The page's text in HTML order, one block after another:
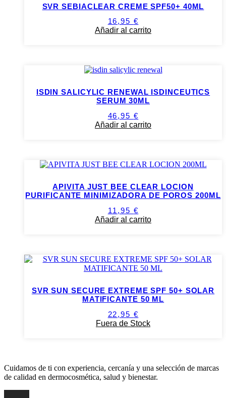
SVR SEBIACLEAR CREME SPF50+ 40ML
16,95 €
Añadir al carrito
ISDIN SALICYLIC RENEWAL ISDINCEUTICS
SERUM 30ML
46,95 €
Añadir al carrito
APIVITA JUST BEE CLEAR LOCION
PURIFICANTE MINIMIZADORA DE POROS 200ML
11,95 €
Añadir al carrito
SVR SUN SECURE EXTREME SPF 50+ SOLAR
MATIFICANTE 50 ML
22,95 €
Fuera de Stock
Cuidamos de ti con experiencia, cercanía y una selección de marcas
de calidad en dermocosmética, salud y bienestar.